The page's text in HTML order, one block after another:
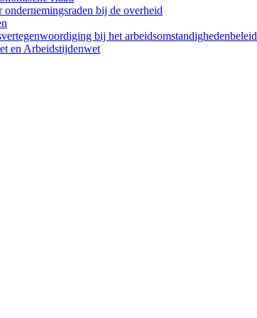
bij de overheid
bij het arbeidsomstandighedenbeleid
en Arbeidstijdenwet